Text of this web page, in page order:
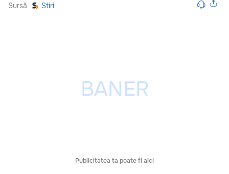
Sursă Stiri
Publicitatea ta poate fi aici